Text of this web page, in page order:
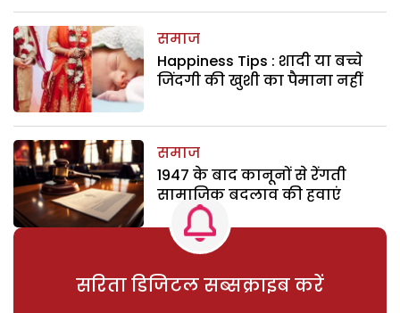
समाज
Happiness Tips : शादी या बच्चे
जिंदगी की खुशी का पैमाना नहीं
समाज
1947 के बाद कानूनों से रेंगती
सामाजिक बदलाव की हवाएं
सरिता डिजिटल सब्सक्राइब करें